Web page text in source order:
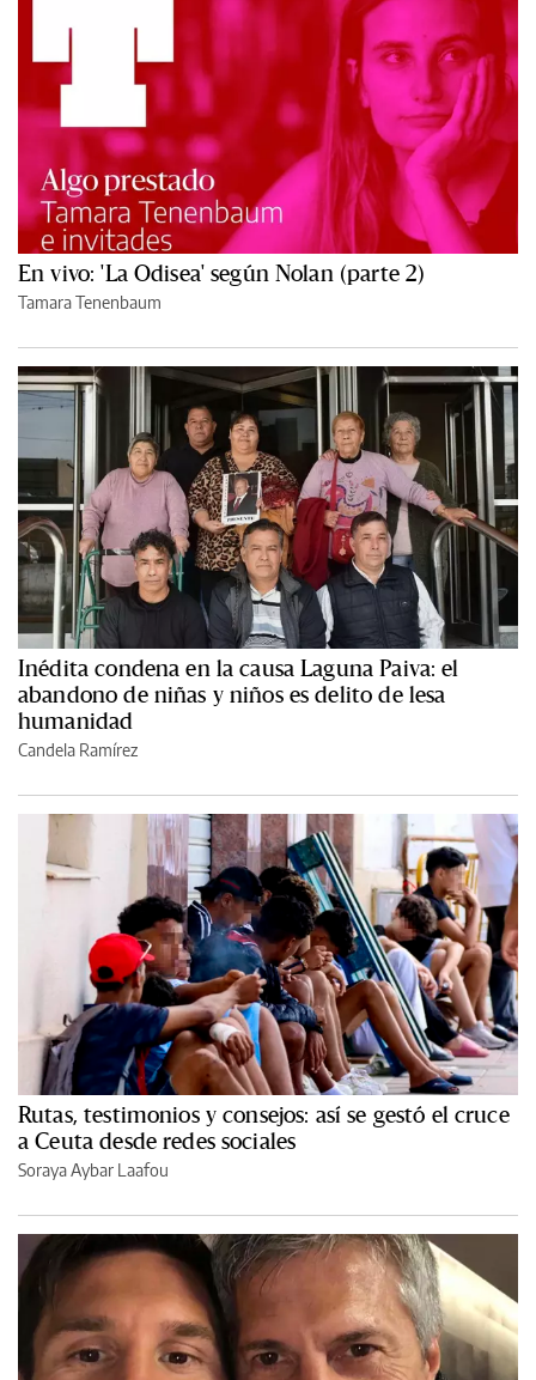
En vivo: 'La Odisea' según Nolan (parte 2)
Tamara Tenenbaum
Inédita condena en la causa Laguna Paiva: el
abandono de niñas y niños es delito de lesa
humanidad
Candela Ramírez
Rutas, testimonios y consejos: así se gestó el cruce
a Ceuta desde redes sociales
Soraya Aybar Laafou